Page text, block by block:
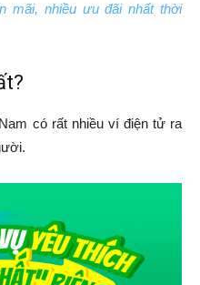
mãi, nhiều ưu đãi nhất thời
có rất nhiều ví điện tử ra